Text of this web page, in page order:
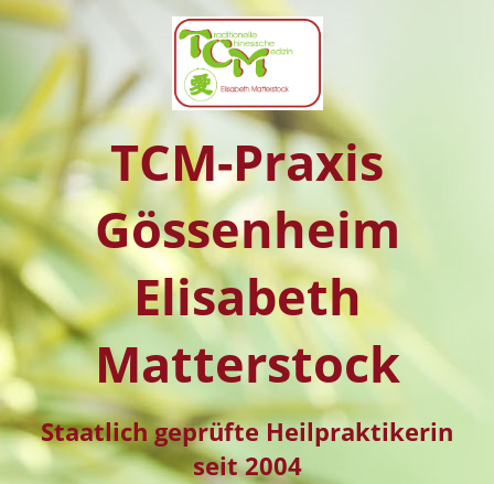
TCM-Praxis
Gössenheim
Elisabeth
Matterstock
Staatlich geprüfte Heilpraktikerin
seit 2004